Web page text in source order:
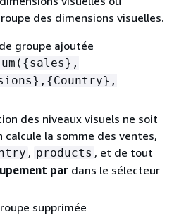
des dimensions visuelles.
groupe ajoutée
{sales},
{Country},
des niveaux visuels ne soit
la somme des ventes,
, products , et de tout
par dans le sélecteur
supprimée